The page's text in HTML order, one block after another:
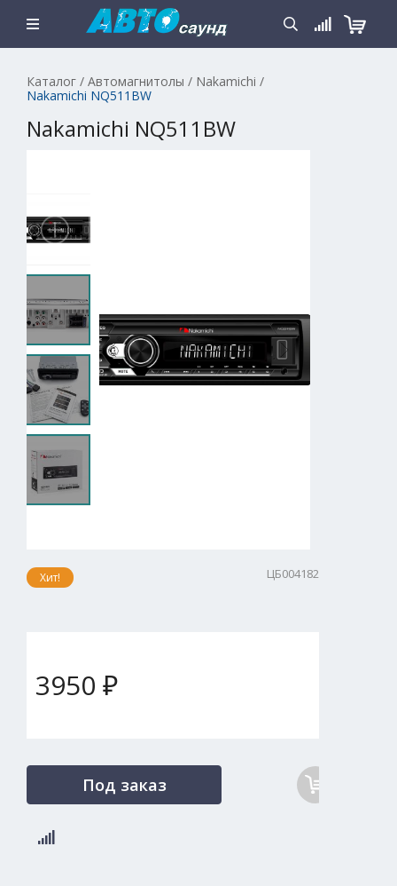
Каталог / Автомагнитолы / Nakamichi /
Nakamichi NQ511BW
Nakamichi NQ511BW
Хит! ЦБ004182
3950 ₽
Под заказ